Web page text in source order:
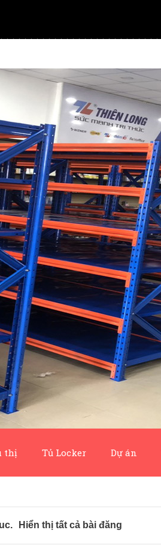
thị Tủ Locker Dự án
. Hiển thị tất cả bài đăng